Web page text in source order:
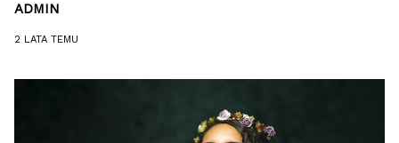
ADMIN
2 LATA TEMU